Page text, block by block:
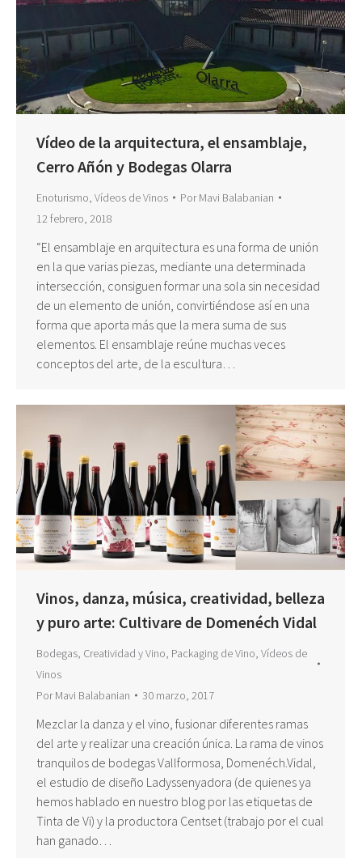
Vídeo de la arquitectura, el ensamblaje,
Cerro Añón y Bodegas Olarra
Enoturismo Vídeos de Vinos PorMavi Balabanian
12 febrero, 2018
“El ensamblaje en arquitectura es una forma de unión
en la que varias piezas, mediante una determinada
intersección, consiguen formar una sola sin necesidad
de un elemento de unión, convirtiéndose así en una
forma que aporta más que la mera suma de sus
elementos. El ensamblaje reúne muchas veces
conceptos del arte, de la escultura…
Vinos, danza, música, creatividad, belleza
y puro arte: Cultivare de Domenéch Vidal
Bodegas Creatividad y Vino Packaging de Vino Vídeos de
Vinos
PorMavi Balabanian 30 marzo, 2017
Mezclar la danza y el vino, fusionar diferentes ramas
del arte y realizar una creación única. La rama de vinos
tranquilos de bodegas Vallformosa, Domenéch.Vidal,
el estudio de diseño Ladyssenyadora (de quienes ya
hemos hablado en nuestro blog por las etiquetas de
Tinta de Vi) y la productora Centset (trabajo por el cual
han ganado…